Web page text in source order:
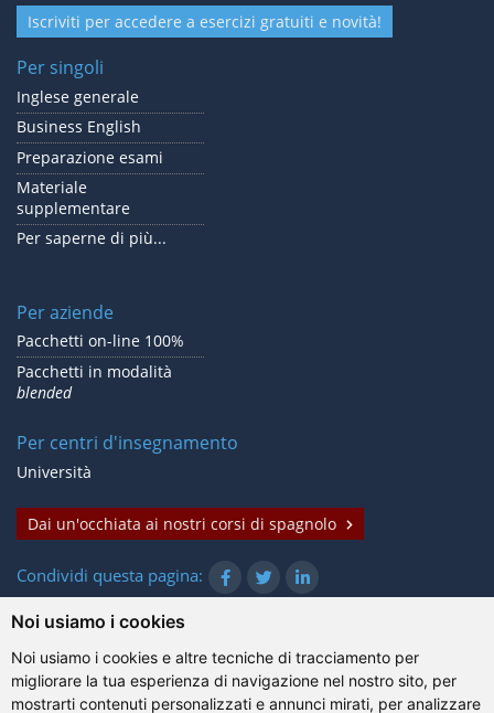
Noi usiamo i cookies
Noi usiamo i cookies e altre tecniche di tracciamento per
migliorare la tua esperienza di navigazione nel nostro sito, per
mostrarti contenuti personalizzati e annunci mirati, per analizzare
Iscriviti per accedere a esercizi gratuiti e novità!
Per singoli
Inglese generale
Business English
Preparazione esami
Materiale
supplementare
Per saperne di più...
Per aziende
Pacchetti on-line 100%
Pacchetti in modalità
blended
Per centri d'insegnamento
Università
Dai un'occhiata ai nostri corsi di spagnolo
Condividi questa pagina:
© Gazanta Project 2026
Condizioni d'uso| Trattamento dei dati personali | Cookie|